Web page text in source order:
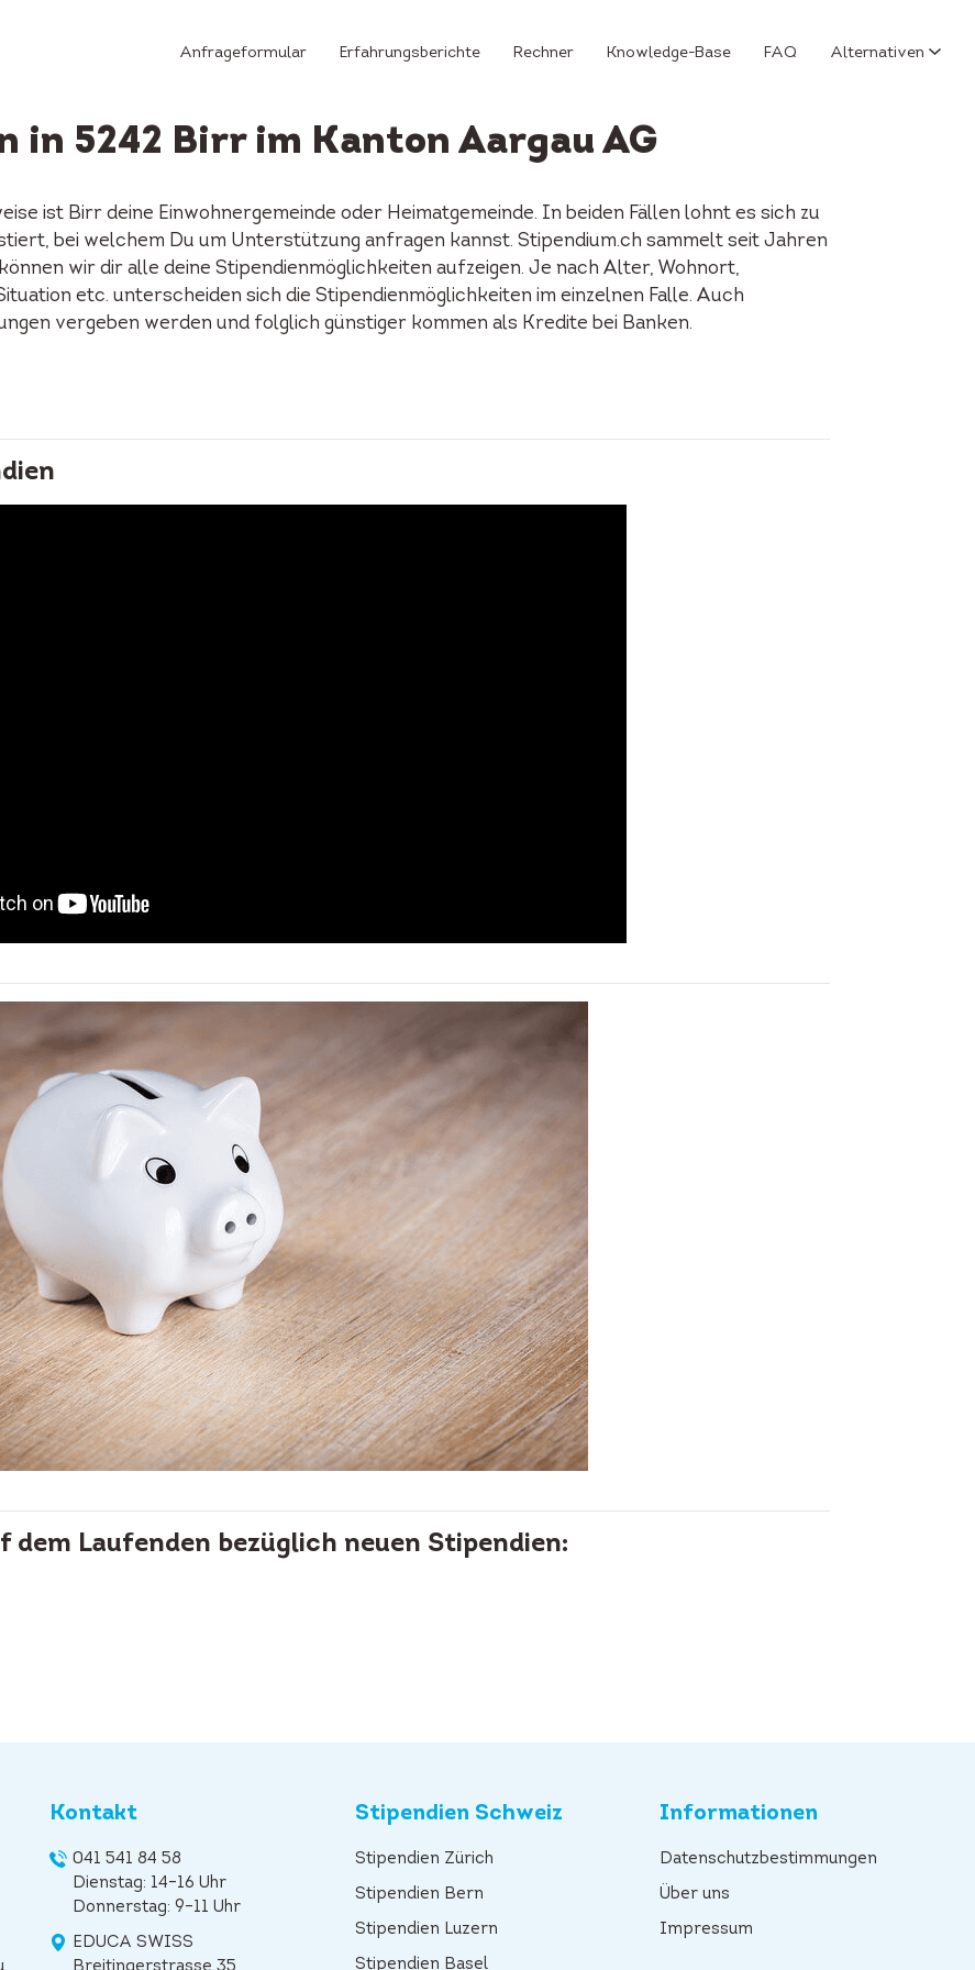
Anfrageformular Erfahrungsberichte Rechner Knowledge-Base FAQ Alternativen
in 5242 Birr im Kanton Aargau AG
ist Birr deine Einwohnergemeinde oder Heimatgemeinde. In beiden Fällen lohnt es sich zu
bei welchem Du um Unterstützung anfragen kannst. Stipendium.ch sammelt seit Jahren
wir dir alle deine Stipendienmöglichkeiten aufzeigen. Je nach Alter, Wohnort,
etc. unterscheiden sich die Stipendienmöglichkeiten im einzelnen Falle. Auch
vergeben werden und folglich günstiger kommen als Kredite bei Banken.
dem Laufenden bezüglich neuen Stipendien:
Kontakt
041 541 84 58
Dienstag: 14–16 Uhr
Donnerstag: 9–11 Uhr
EDUCA SWISS
Stipendien Schweiz
Stipendien Zürich
Stipendien Bern
Stipendien Luzern
Stipendien Basel
Informationen
Datenschutzbestimmungen
Über uns
Impressum